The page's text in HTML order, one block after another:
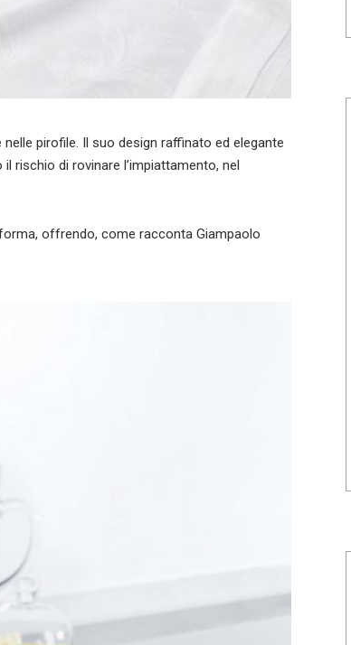
pirofile. Il suo design raffinato ed elegante
rischio di rovinare l’impiattamento, nel
offrendo, come racconta Giampaolo